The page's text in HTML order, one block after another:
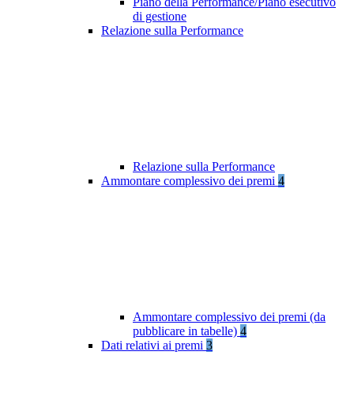
di gestione
Relazione sulla Performance
Relazione sulla Performance
Ammontare complessivo dei premi 4
Ammontare complessivo dei premi (da
pubblicare in tabelle) 4
Dati relativi ai premi 3